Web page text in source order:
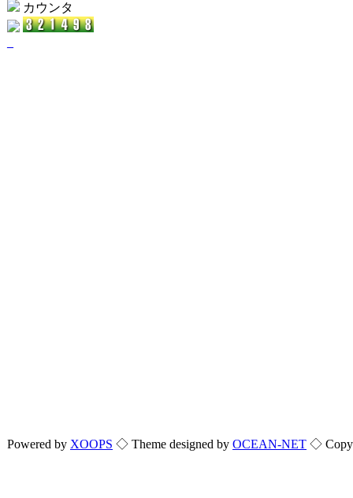
カウンタ
Powered by XOOPS ◇ Theme designed by OCEAN-NET ◇